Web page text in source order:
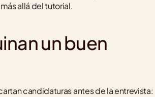
allá del tutorial.
un buen
candidaturas antes de la entrevista: